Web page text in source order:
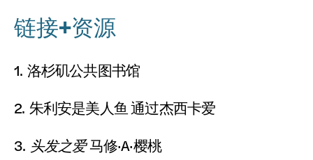
链接+资源
1. 洛杉矶公共图书馆
2. 朱利安是美人鱼 通过杰西卡爱
3. 头发之爱马修·A·樱桃